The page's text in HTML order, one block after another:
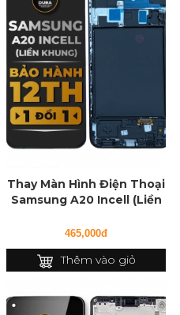
Thay Màn Hình Điện Thoại
Samsung A20 Incell (Liền
465,000đ
Thêm vào giỏ